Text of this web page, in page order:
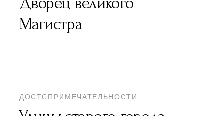
Магистра
ДОСТОПРИМЕЧАТЕЛЬНОСТИ